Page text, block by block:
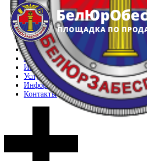
Главная
Арестованное имущество
Реестр несостоявшихся торгов
Реестр переоценок
Частное имущество
Государственное имущество
Интернет-магазин
Интернет-витрина
Услуги
Информация
Контакты